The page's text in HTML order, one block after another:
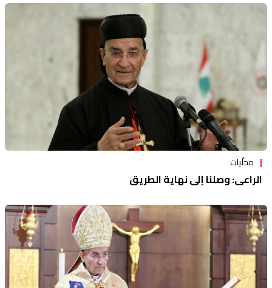
محلّيات
الراعي: وصلنا إلى نهاية الطريق